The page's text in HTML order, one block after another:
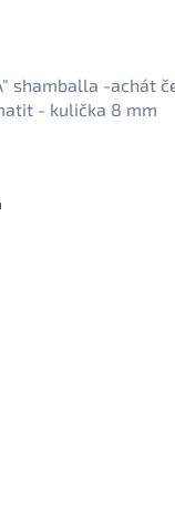
shamballa -achát
- kulička 8 mm